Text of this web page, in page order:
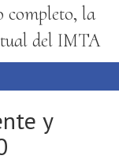
completo, la
del IMTA
y